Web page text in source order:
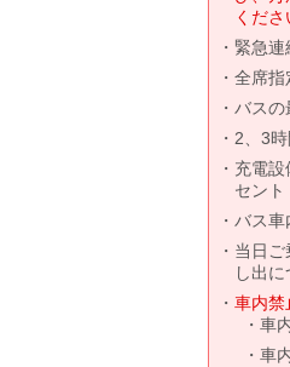
くださ
緊急連
全席指
バスの
2、3時
充電
セント
バス車
当日
し出
車内禁
車
車